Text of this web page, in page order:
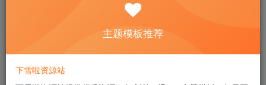
主题模板推荐
下雪啦资源站